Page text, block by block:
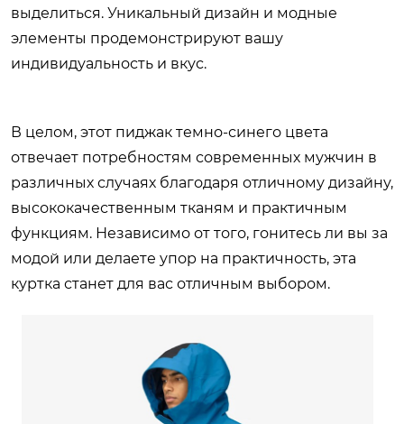
выделиться. Уникальный дизайн и модные
элементы продемонстрируют вашу
индивидуальность и вкус.
В целом, этот пиджак темно-синего цвета
отвечает потребностям современных мужчин в
различных случаях благодаря отличному дизайну,
высококачественным тканям и практичным
функциям. Независимо от того, гонитесь ли вы за
модой или делаете упор на практичность, эта
куртка станет для вас отличным выбором.